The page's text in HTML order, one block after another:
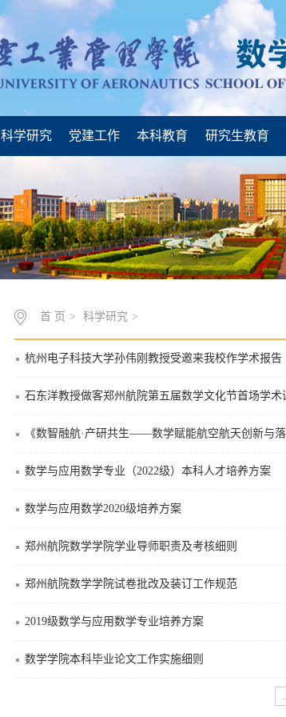
科学研究 党建工作 本科教育 研究生教育
首 页 > 科学研究 >
杭州电子科技大学孙伟刚教授受邀来我校作学术报告
石东洋教授做客郑州航院第五届数学文化节首场学术
《数智融航·产研共生——数学赋能航空航天创新与
​数学与应用数学专业（2022级）本科人才培养方案
数学与应用数学2020级培养方案
郑州航院数学学院学业导师职责及考核细则
郑州航院数学学院试卷批改及装订工作规范
2019级数学与应用数学专业培养方案
数学学院本科毕业论文工作实施细则